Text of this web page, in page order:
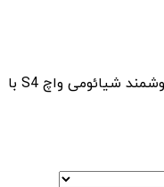
/ ساعت هوشمند شیائومی واچ S4 با